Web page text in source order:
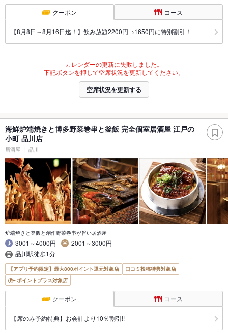
クーポン コース
【8月8日～8月16日迄！】飲み放題2200円→1650円に特別割引！
カレンダーの更新に失敗しました。
下記ボタンを押して空席状況を更新してください。
空席状況を更新する
海鮮炉端焼きと博多野菜巻串と釜飯 完全個室居酒屋 江戸の
小町 品川店
居酒屋 品川
炉端焼きと釜飯と創作野菜巻串が旨い居酒屋
3001～4000円
2001～3000円
品川駅徒歩1分
【アプリ予約限定】最大800ポイント還元対象店
口コミ投稿特典対象店
ポイントプラス対象店
クーポン コース
【席のみ予約特典】お会計より10％割引!!